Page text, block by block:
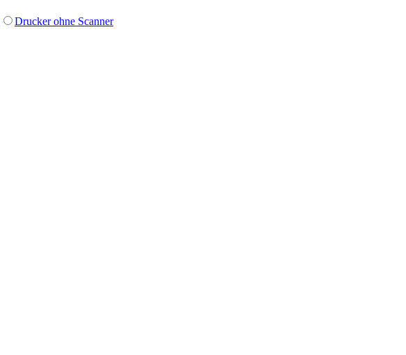
Drucker ohne Scanner